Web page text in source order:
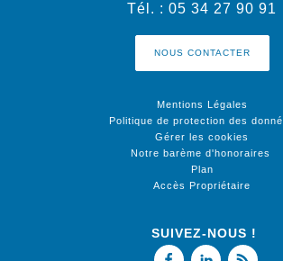
Tél. : 05 34 27 90 91
NOUS CONTACTER
Mentions Légales
Politique de protection des
Gérer les cookies
Notre barème d'honoraires
Plan
Accès Propriétaire
SUIVEZ-NOUS !